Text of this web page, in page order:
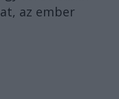
az ember